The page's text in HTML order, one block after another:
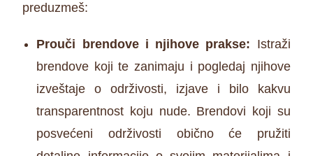
preduzmeš:
Prouči brendove i njihove prakse: Istraži
brendove koji te zanimaju i pogledaj njihove
izveštaje o održivosti, izjave i bilo kakvu
transparentnost koju nude. Brendovi koji su
posvećeni održivosti obično će pružiti